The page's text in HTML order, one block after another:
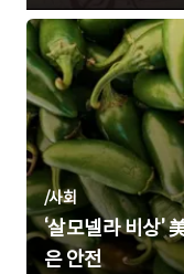
/사회
‘살모넬라 비상’
은 안전